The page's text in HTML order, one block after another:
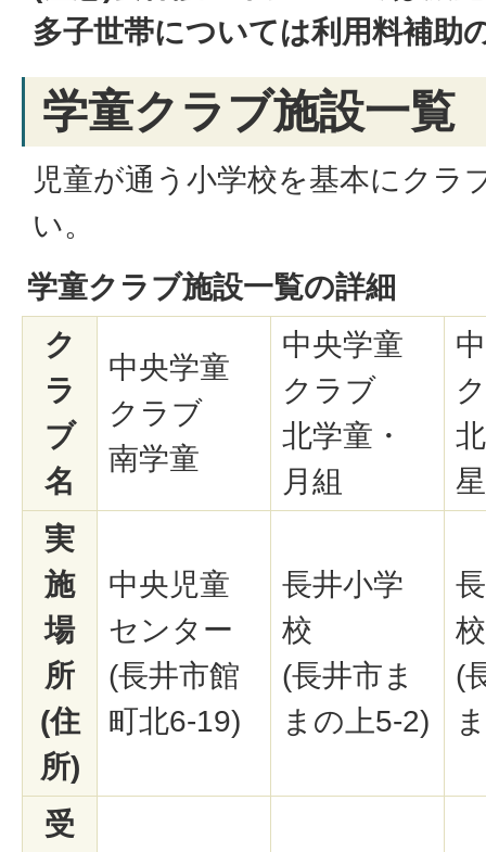
多子世帯については利用料補助
学童クラブ施設一覧
児童が通う小学校を基本にクラ
い。
学童クラブ施設一覧の詳細
ク
ラ
ブ
名
中央学童
クラブ
南学童
中央学童
クラブ
北学童・
月組
実
施
場
所
(住
所)
中央児童
センター
(長井市館
町北6-19)
長井小学
校
(長井市ま
まの上5-2)
校
(
受